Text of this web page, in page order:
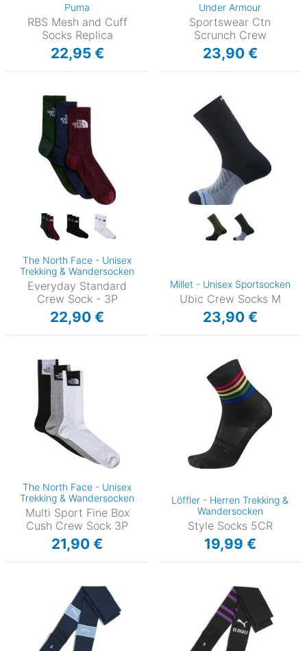
Puma
RBS Mesh and Cuff
Socks Replica
22,95 €
Under Armour
Sportswear Ctn
Scrunch Crew
23,90 €
The North Face - Unisex
Trekking & Wandersocken
Everyday Standard
Crew Sock - 3P
22,90 €
Millet - Unisex Sportsocken
Ubic Crew Socks M
23,90 €
The North Face - Unisex
Trekking & Wandersocken
Multi Sport Fine Box
Cush Crew Sock 3P
21,90 €
Löffler - Herren Trekking &
Wandersocken
Style Socks 5CR
19,99 €